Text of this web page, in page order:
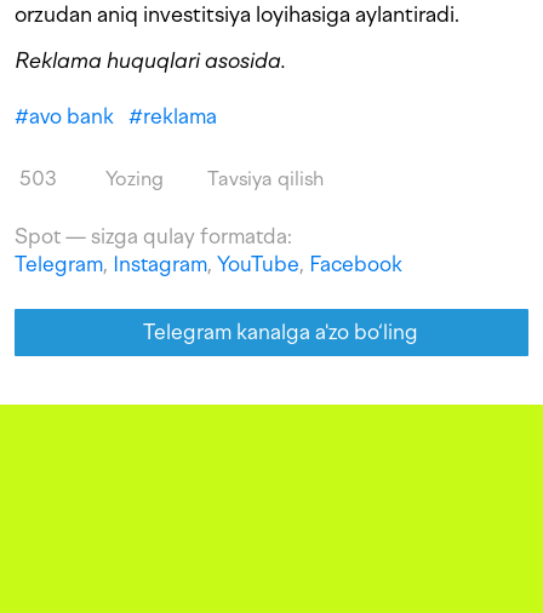
orzudan aniq investitsiya loyihasiga aylantiradi.
Reklama huquqlari asosida.
#avo bank #reklama
503 Yozing Tavsiya qilish
Spot — sizga qulay formatda:
Telegram, Instagram, YouTube, Facebook
Telegram kanalga a'zo bo‘ling